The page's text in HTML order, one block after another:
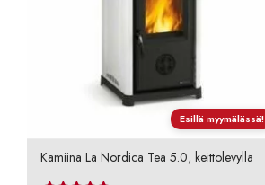
Esillä myymälässä!
Kamiina La Nordica Tea 5.0, keittolevyllä